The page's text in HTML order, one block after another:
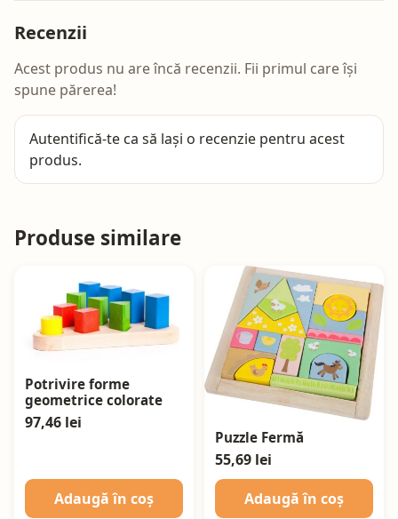
Recenzii
Acest produs nu are încă recenzii. Fii primul care își
spune părerea!
Autentifică-te ca să lași o recenzie pentru acest
produs.
Produse similare
Potrivire forme
geometrice colorate
97,46 lei
Adaugă în coș
Puzzle Fermă
55,69 lei
Adaugă în coș